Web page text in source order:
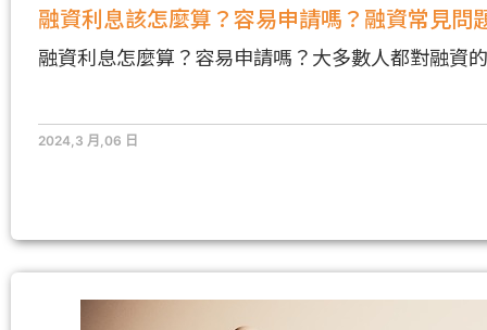
融資利息該怎麼算？容易申請嗎？融資常見問
融資利息怎麼算？容易申請嗎？大多數人都對融資
2024,3 月,06 日